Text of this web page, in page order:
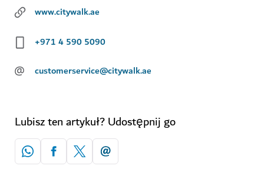
www.citywalk.ae
+971 4 590 5090
@ customerservice@citywalk.ae
Lubisz ten artykuł? Udostępnij go